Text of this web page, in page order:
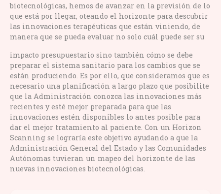
biotecnológicas, hemos de avanzar en la previsión de lo
que está por llegar, oteando el horizonte para descubrir
las innovaciones terapéuticas que están viniendo, de
manera que se pueda evaluar no solo cuál puede ser su
impacto presupuestario sino también cómo se debe
preparar el sistema sanitario para los cambios que se
están produciendo. Es por ello, que consideramos que es
necesario una planificación a largo plazo que posibilite
que la Administración conozca las innovaciones más
recientes y esté mejor preparada para que las
innovaciones estén disponibles lo antes posible para
dar el mejor tratamiento al paciente. Con un Horizon
Scanning se lograría este objetivo ayudando a que la
Administración General del Estado y las Comunidades
Autónomas tuvieran un mapeo del horizonte de las
nuevas innovaciones biotecnológicas.